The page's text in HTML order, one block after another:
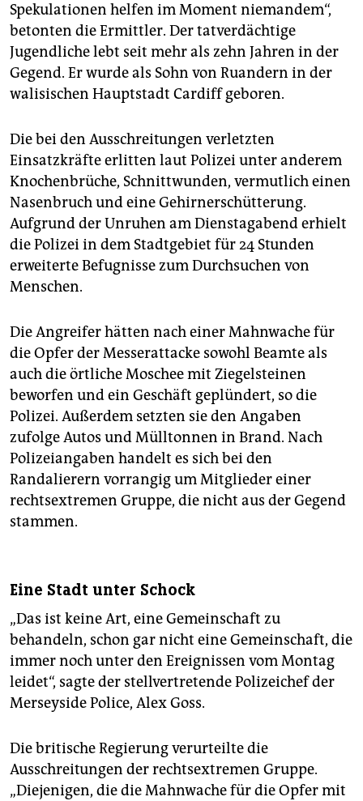
Spekulationen helfen im Moment niemandem“,
betonten die Ermittler. Der tatverdächtige
Jugendliche lebt seit mehr als zehn Jahren in der
Gegend. Er wurde als Sohn von Ruandern in der
walisischen Hauptstadt Cardiff geboren.
Die bei den Ausschreitungen verletzten
Einsatzkräfte erlitten laut Polizei unter anderem
Knochenbrüche, Schnittwunden, vermutlich einen
Nasenbruch und eine Gehirnerschütterung.
Aufgrund der Unruhen am Dienstagabend erhielt
die Polizei in dem Stadtgebiet für 24 Stunden
erweiterte Befugnisse zum Durchsuchen von
Menschen.
Die Angreifer hätten nach einer Mahnwache für
die Opfer der Messerattacke sowohl Beamte als
auch die örtliche Moschee mit Ziegelsteinen
beworfen und ein Geschäft geplündert, so die
Polizei. Außerdem setzten sie den Angaben
zufolge Autos und Mülltonnen in Brand. Nach
Polizeiangaben handelt es sich bei den
Randalierern vorrangig um Mitglieder einer
rechtsextremen Gruppe, die nicht aus der Gegend
stammen.
Eine Stadt unter Schock
„Das ist keine Art, eine Gemeinschaft zu
behandeln, schon gar nicht eine Gemeinschaft, die
immer noch unter den Ereignissen vom Montag
leidet“, sagte der stellvertretende Polizeichef der
Merseyside Police, Alex Goss.
Die britische Regierung verurteilte die
Ausschreitungen der rechtsextremen Gruppe.
„Diejenigen, die die Mahnwache für die Opfer mit